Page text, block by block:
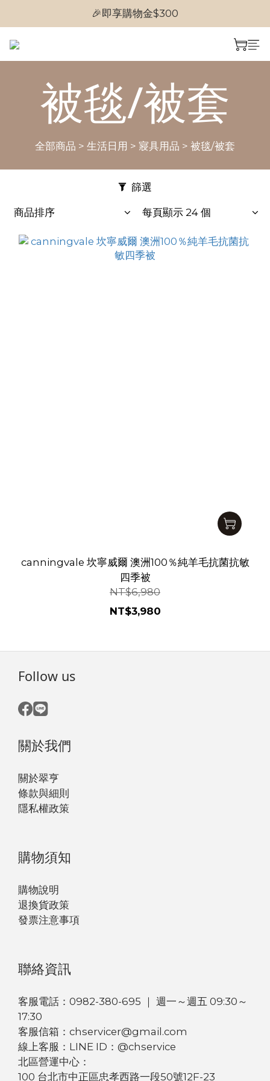
🎉首次加入會員
🎉即享購物金$300
被毯/被套
全部商品 > 生活日用 > 寢具用品 > 被毯/被套
篩選
商品排序 每頁顯示 24 個
canningvale 坎寧威爾 澳洲100％純羊毛抗菌抗敏
四季被
NT$6,980
NT$3,980
Follow us
關於我們
關於翠亨
條款與細則
隱私權政策
購物須知
購物說明
退換貨政策
發票注意事項
聯絡資訊
客服電話：0982-380-695 ｜ 週一～週五 09:30～
17:30
客服信箱：chservicer@gmail.com
線上客服：LINE ID：@chservice
北區營運中心：
100 台北市中正區忠孝西路一段50號12F-23